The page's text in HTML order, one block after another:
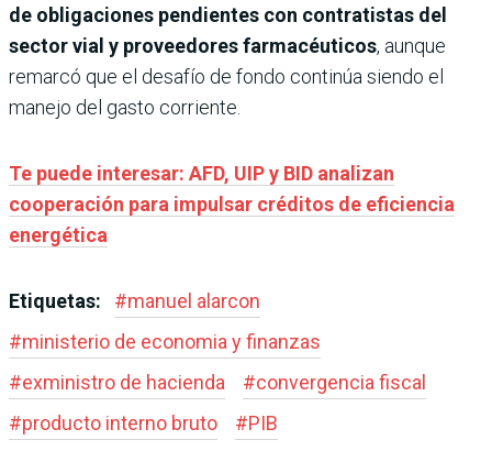
de obligaciones pendientes con contratistas del
sector vial y proveedores farmacéuticos, aunque
remarcó que el desafío de fondo continúa siendo el
manejo del gasto corriente.
Te puede interesar: AFD, UIP y BID analizan
cooperación para impulsar créditos de eficiencia
energética
Etiquetas: #manuel alarcon
#ministerio de economia y finanzas
#exministro de hacienda #convergencia fiscal
#producto interno bruto #PIB